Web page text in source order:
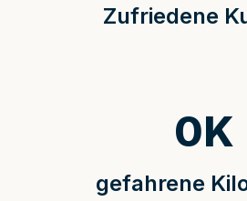
Zufriedene
gefahrene
0K